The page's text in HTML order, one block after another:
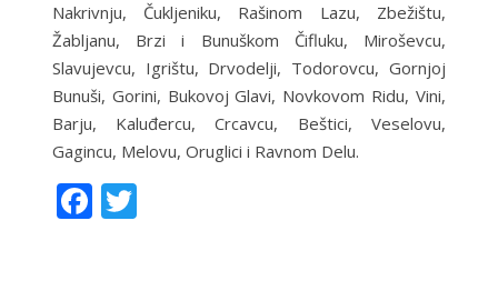
Nakrivnju, Čukljeniku, Rašinom Lazu, Zbežištu,
Žabljanu, Brzi i Bunuškom Čifluku, Miroševcu,
Slavujevcu, Igrištu, Drvodelji, Todorovcu, Gornjoj
Bunuši, Gorini, Bukovoj Glavi, Novkovom Ridu, Vini,
Barju, Kaluđercu, Crcavcu, Beštici, Veselovu,
Gagincu, Melovu, Oruglici i Ravnom Delu.
F T